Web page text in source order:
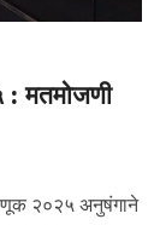
मतमोजणी
२०२५ अनुषंगाने